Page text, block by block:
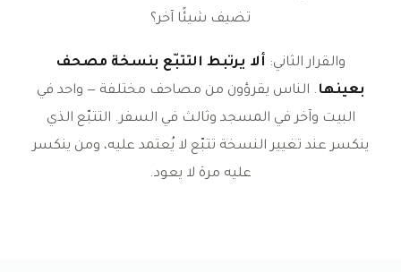
تضيف شيئًا آخر؟
والقرار الثاني: ألا يرتبط التتبّع بنسخة مصحف
بعينها . الناس يقرؤون من مصاحف مختلفة — واحد في
البيت وآخر في المسجد وثالث في السفر. التتبّع الذي
ينكسر عند تغيير النسخة تتبّع لا يُعتمد عليه، ومن ينكسر
عليه مرة لا يعود.